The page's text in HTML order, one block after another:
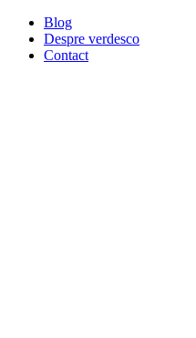
Blog
Despre verdesco
Contact